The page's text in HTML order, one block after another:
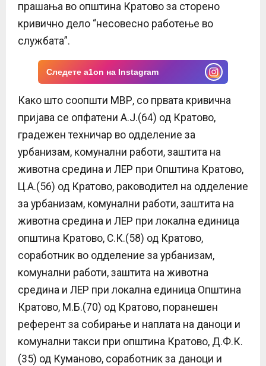
прашања во општина Кратово за сторено
кривично дело “несовесно работење во
службата”.
Следете a1on на Instagram
Како што соопшти МВР, со првата кривична
пријава се опфатени А.Ј.(64) од Кратово,
градежен техничар во одделение за
урбанизам, комунални работи, заштита на
животна средина и ЛЕР при Општина Кратово,
Ц.А.(56) од Кратово, раководител на одделение
за урбанизам, комунални работи, заштита на
животна средина и ЛЕР при локална единица
општина Кратово, С.К.(58) од Кратово,
соработник во одделение за урбанизам,
комунални работи, заштита на животна
средина и ЛЕР при локална единица Општина
Кратово, М.Б.(70) од Кратово, поранешен
референт за собирање и наплата на даноци и
комунални такси при општина Кратово, Д.Ф.К.
(35) од Куманово, соработник за даноци и